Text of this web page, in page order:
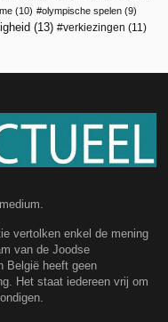
(10) olympische spelen (9)
(13) verkiezingen (11)
vertolken enkel de mening
van de Joodse
België heeft geen
Het staat iedereen vrij om